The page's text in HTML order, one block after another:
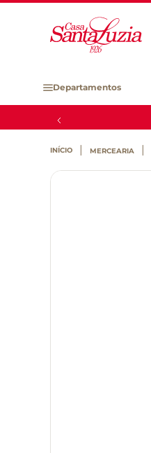
Departamentos
MERCEARIA